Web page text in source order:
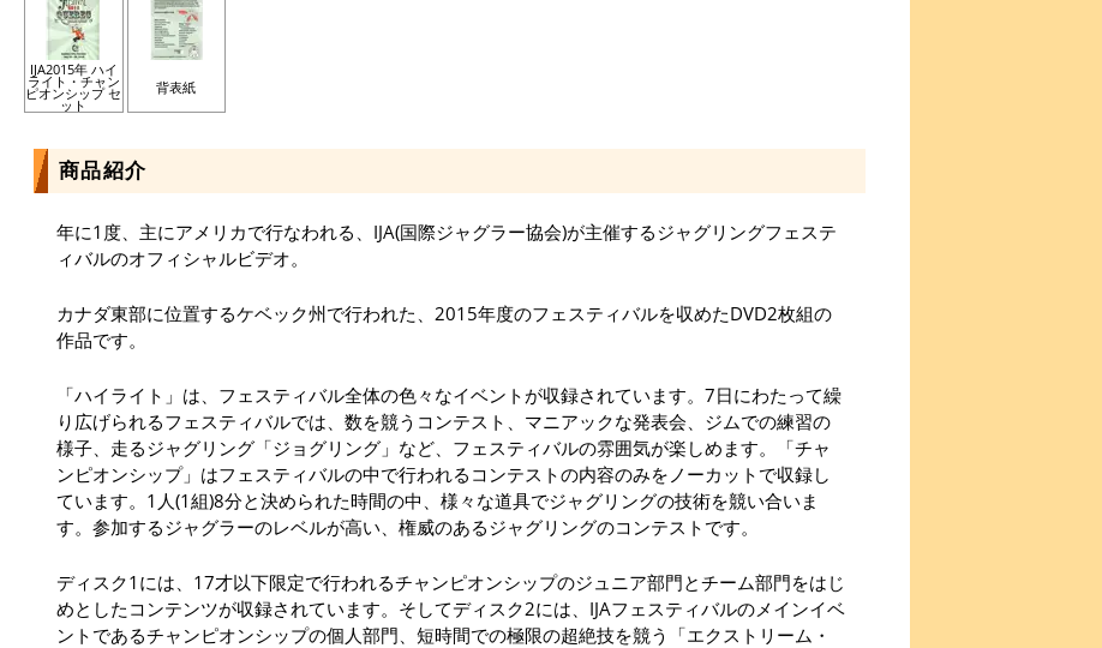
IJA2015年 ハイ
ライト・チャン
ピオンシップ セ
ット
背表紙
商品紹介
年に1度、主にアメリカで行なわれる、IJA(国際ジャグラー協会)が主催するジャグリングフェステ
ィバルのオフィシャルビデオ。
カナダ東部に位置するケベック州で行われた、2015年度のフェスティバルを収めたDVD2枚組の
作品です。
「ハイライト」は、フェスティバル全体の色々なイベントが収録されています。7日にわたって繰
り広げられるフェスティバルでは、数を競うコンテスト、マニアックな発表会、ジムでの練習の
様子、走るジャグリング「ジョグリング」など、フェスティバルの雰囲気が楽しめます。「チャ
ンピオンシップ」はフェスティバルの中で行われるコンテストの内容のみをノーカットで収録し
ています。1人(1組)8分と決められた時間の中、様々な道具でジャグリングの技術を競い合いま
す。参加するジャグラーのレベルが高い、権威のあるジャグリングのコンテストです。
ディスク1には、17才以下限定で行われるチャンピオンシップのジュニア部門とチーム部門をはじ
めとしたコンテンツが収録されています。そしてディスク2には、IJAフェスティバルのメインイベ
ントであるチャンピオンシップの個人部門、短時間での極限の超絶技を競う「エクストリーム・